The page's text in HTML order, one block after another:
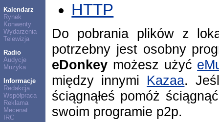
Kalendarz
Rynek
Konwenty
Wydarzenia
Telewizja
Radio
Audycje
Muzyka
Informacje
Redakcja
Współpraca
Reklama
Mecenat
IRC
HTTP
Do pobrania plików z
potrzebny jest osobny
eDonkey możesz użyć
między innymi Kazaa.
ściągnąłeś pomóż
swoim programie p2p.